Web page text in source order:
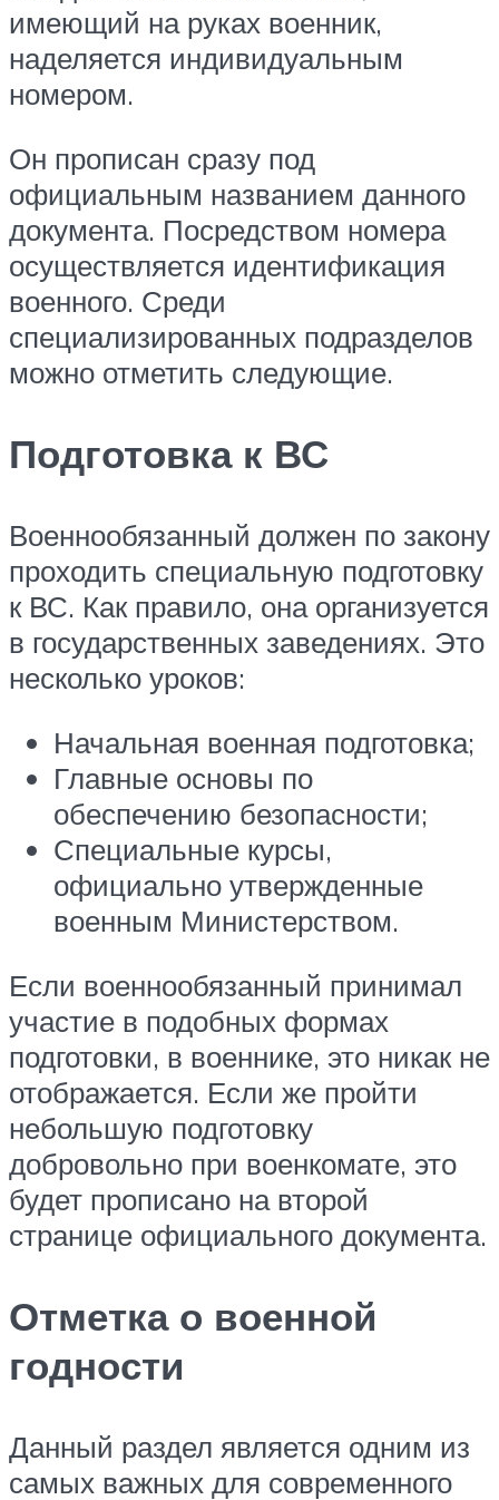
имеющий на руках военник,
наделяется индивидуальным
номером.
Он прописан сразу под
официальным названием данного
документа. Посредством номера
осуществляется идентификация
военного. Среди
специализированных подразделов
можно отметить следующие.
Подготовка к ВС
Военнообязанный должен по закону
проходить специальную подготовку
к ВС. Как правило, она организуется
в государственных заведениях. Это
несколько уроков:
Начальная военная подготовка;
Главные основы по
обеспечению безопасности;
Специальные курсы,
официально утвержденные
военным Министерством.
Если военнообязанный принимал
участие в подобных формах
подготовки, в военнике, это никак не
отображается. Если же пройти
небольшую подготовку
добровольно при военкомате, это
будет прописано на второй
странице официального документа.
Отметка о военной
годности
Данный раздел является одним из
самых важных для современного